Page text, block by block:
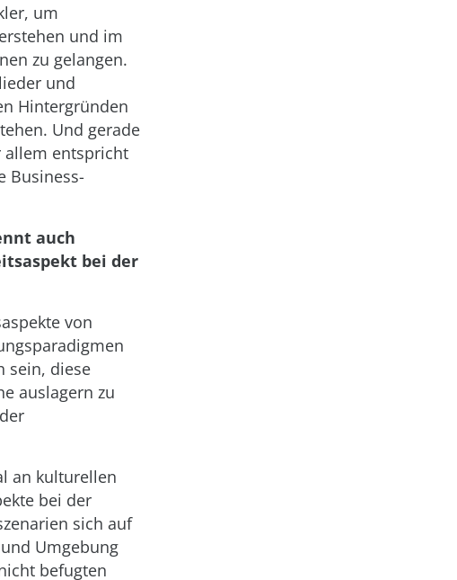
um
und im
zu gelangen.
und
Hintergründen
Und gerade
allem entspricht
Business-
auch
bei der
von
sein, diese
auslagern zu
an kulturellen
bei der
sich auf
Umgebung
befugten